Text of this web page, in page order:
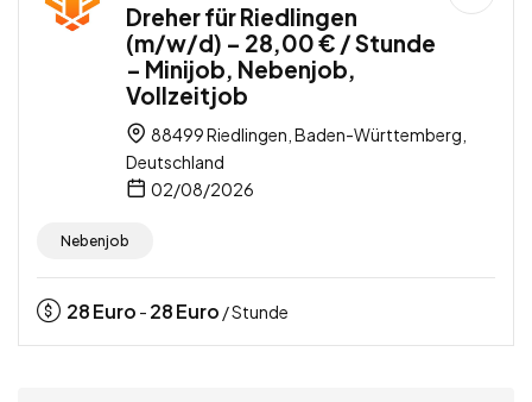
Dreher für Riedlingen
(m/w/d) – 28,00 € / Stunde
– Minijob, Nebenjob,
Vollzeitjob
88499 Riedlingen, Baden-Württemberg,
Deutschland
02/08/2026
Nebenjob
28Euro - 28Euro / Stunde